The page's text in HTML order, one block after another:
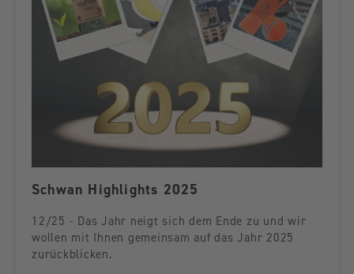
Schwan Highlights 2025
12/25 - Das Jahr neigt sich dem Ende zu und wir
wollen mit Ihnen gemeinsam auf das Jahr 2025
zurückblicken.